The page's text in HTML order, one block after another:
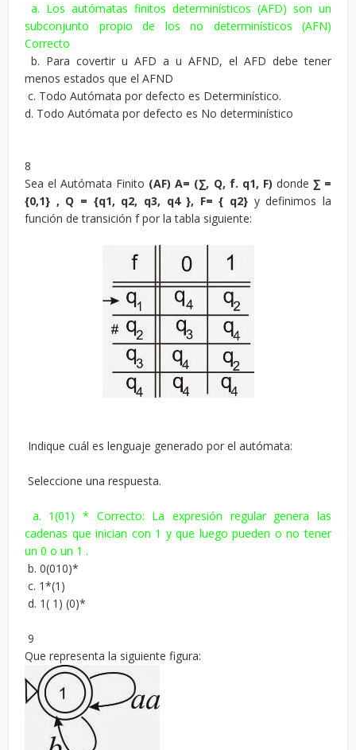
a. Los autómatas finitos determinísticos (AFD) son un
subconjunto propio de los no determinísticos (AFN)
Correcto
b. Para covertir u AFD a u AFND, el AFD debe tener
menos estados que el AFND
c. Todo Autómata por defecto es Determinístico.
d. Todo Autómata por defecto es No determinístico
8
Sea el Autómata Finito (AF) A= (∑, Q, f. q1, F) donde ∑ =
{0,1} , Q = {q1, q2, q3, q4 }, F= { q2} y definimos la
función de transición f por la tabla siguiente:
Indique cuál es lenguaje generado por el autómata:
Seleccione una respuesta.
a. 1(01) * Correcto: La expresión regular genera las
cadenas que inician con 1 y que luego pueden o no tener
un 0 o un 1 .
b. 0(010)*
c. 1*(1)
d. 1( 1) (0)*
9
Que representa la siguiente figura: